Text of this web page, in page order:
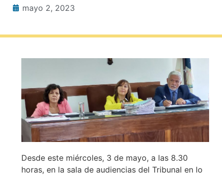
mayo 2, 2023
Desde este miércoles, 3 de mayo, a las 8.30
horas, en la sala de audiencias del Tribunal en lo